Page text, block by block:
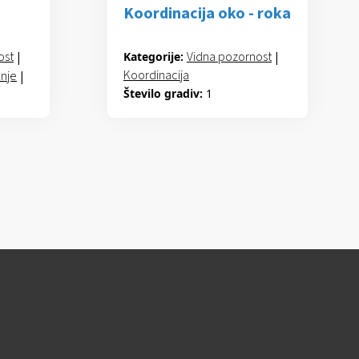
|
|
Koordinacija oko - roka
Kategorije: Vidna pozornost |
Koordinacija
Število gradiv: 1